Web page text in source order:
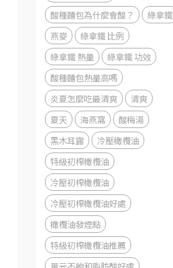
酸種麵包為什麼會酸？
綠拿鐵
燕麥
綠拿鐵 比例
綠拿鐵 熱量
綠拿鐵 功效
酸種麵包熱量高嗎
炎夏怎麼吃最清爽
清爽
夏天
海燕窩
酸梅湯
黑木耳露
冷壓橄欖油
特級初榨橄欖油
冷壓初榨橄欖油
冷壓初榨橄欖油好處
橄欖油發煙點
特級初榨橄欖油推薦